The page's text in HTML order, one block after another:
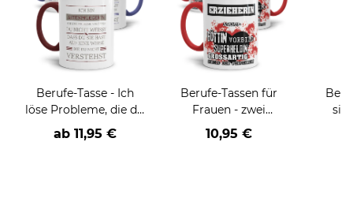
Berufe-Tasse - Ich
löse Probleme, die du
nicht verstehst -
verschiedene Berufe
ab 11,95 €
Berufe-Tassen für
Frauen - zwei
Farbvarianten
10,95 €